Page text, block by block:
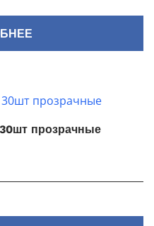
прозрачные